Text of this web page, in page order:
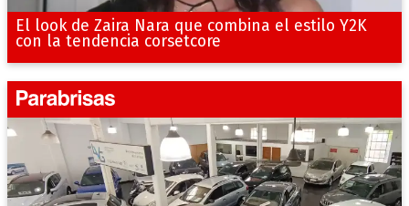
El look de Zaira Nara que combina el estilo Y2K
con la tendencia corsetcore